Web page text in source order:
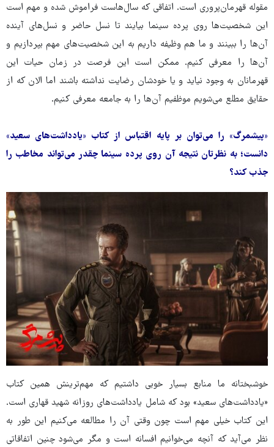
مقوله قهرمان‌پروری است. اتفاقی که سال‌هاست فراموش شده و مهم است
این شخصیت‌ها روی پرده سینما بیایند تا نسل حاضر و نسل‌های آینده
آن‌ها را ببینند و ما هم وظیفه داریم به این شخصیت‌های مهم بپردازیم و
آن‌ها را معرفی کنیم. ممکن است این فرصت در زمان حیات این
قهرمانان به وجود نیاید و یا خودشان رضایت نداشته باشند اما الان که از
حقایق مطلع می‌شویم موظفیم آن‌ها را به جامعه معرفی کنیم.
«پیشمرگ» را می‌توان بر پایه اقتباس از کتاب «یادداشت‌های سعید»
دانست؛ به نظرتان نتیجه آن روی پرده سینما چقدر می‌تواند مخاطب را
جذب کند؟
خوشبختانه ما منابع بسیار خوبی داشتیم که مهم‌ترینش همین کتاب
«یادداشت‌های سعید» بود که شامل یادداشت‌های روزانه شهید قهاری است.
این کتاب خیلی مهم است چون وقتی آن را مطالعه می‌کنیم این طور به
نظر می‌آید که آنچه می‌خوانیم افسانه است و مگر می‌شود چنین اتفاقاتی